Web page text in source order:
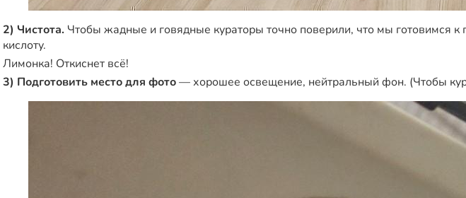
2) Чистота. Чтобы жадные и говядные кураторы точно поверили, что мы готовимся к
кислоту.
Лимонка! Откиснет всё!
3) Подготовить место для фото— хорошее освещение, нейтральный фон. (Чтобы